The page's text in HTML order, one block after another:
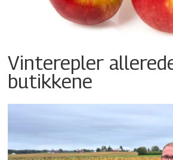
Vinterepler
butikkene